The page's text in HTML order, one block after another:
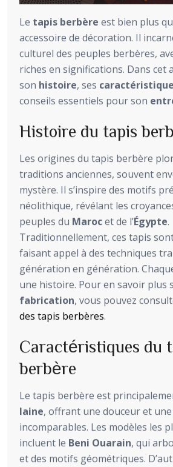
Le tapis berbère est bien plus
accessoire de décoration. Il
culturel des peuples berbères,
riches en significations. Dans cet
son histoire, ses
conseils essentiels pour son
Histoire du tapis
Les origines du tapis berbère
traditions anciennes, souvent
mystère. Il s’inspire des motifs
néolithique, révélant les
peuples du Marocet de l’Égypte.
Traditionnellement, ces tapis
faisant appel à des techniques
génération en génération.
une histoire. Pour en savoir plus
fabrication, vous pouvez
des tapis berbères.
Caractéristiques du
berbère
Le tapis berbère est
laine, offrant une douceur et
incomparables. Les modèles les
incluent le Beni Ouarain, qui
et des motifs géométriques.